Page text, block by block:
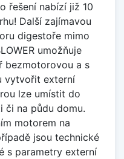
řešení nabízí již 10
Další zajímavou
digestoře mimo
umožňuje
bezmotorovou a s
vytvořit externí
lze umístit do
či na půdu domu.
motorem na
jsou technické
s parametry externí